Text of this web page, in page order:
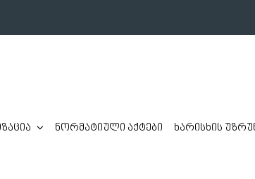
ნორმატიული აქტები ხარისხის